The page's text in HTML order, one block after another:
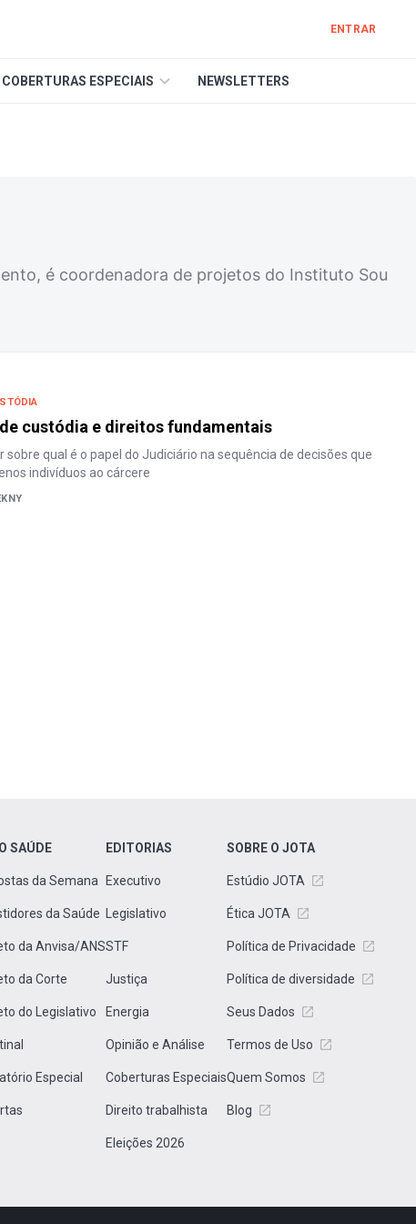
ENTRAR
COBERTURAS ESPECIAIS NEWSLETTERS
é coordenadora de projetos do Instituto Sou
custódia e direitos fundamentais
sobre qual é o papel do Judiciário na sequência de decisões que
indivíduos ao cárcere
SAÚDE
da Semana
da Saúde
da Anvisa/ANS
da Corte
do Legislativo
Especial
EDITORIAS
Executivo
Legislativo
STF
Justiça
Energia
Opinião e Análise
Coberturas Especiais
Direito trabalhista
Eleições 2026
SOBRE O JOTA
Estúdio JOTA
Ética JOTA
Política de Privacidade
Política de diversidade
Seus Dados
Termos de Uso
Quem Somos
Blog